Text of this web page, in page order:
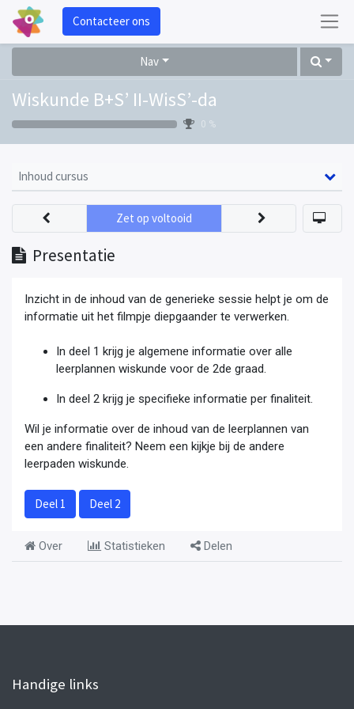
Contacteer ons
Nav
Wiskunde B+S’ II-WisS’-da
0 %
Inhoud cursus
Presentatie
Zet op voltooid
Inzicht in de inhoud van de generieke sessie helpt je om de
informatie uit het filmpje diepgaander te verwerken.
In deel 1 krijg je algemene informatie over alle
leerplannen wiskunde voor de 2de graad.
In deel 2 krijg je specifieke informatie per finaliteit.
Wil je informatie over de inhoud van de leerplannen van
een andere finaliteit? Neem een kijkje bij de andere
leerpaden wiskunde.
Deel 1 Deel 2
Over Statistieken Delen
Handige links